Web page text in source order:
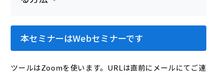
本セミナーはWebセミナーです
ツールはZoomを使います。URLは直前にメールにてご連